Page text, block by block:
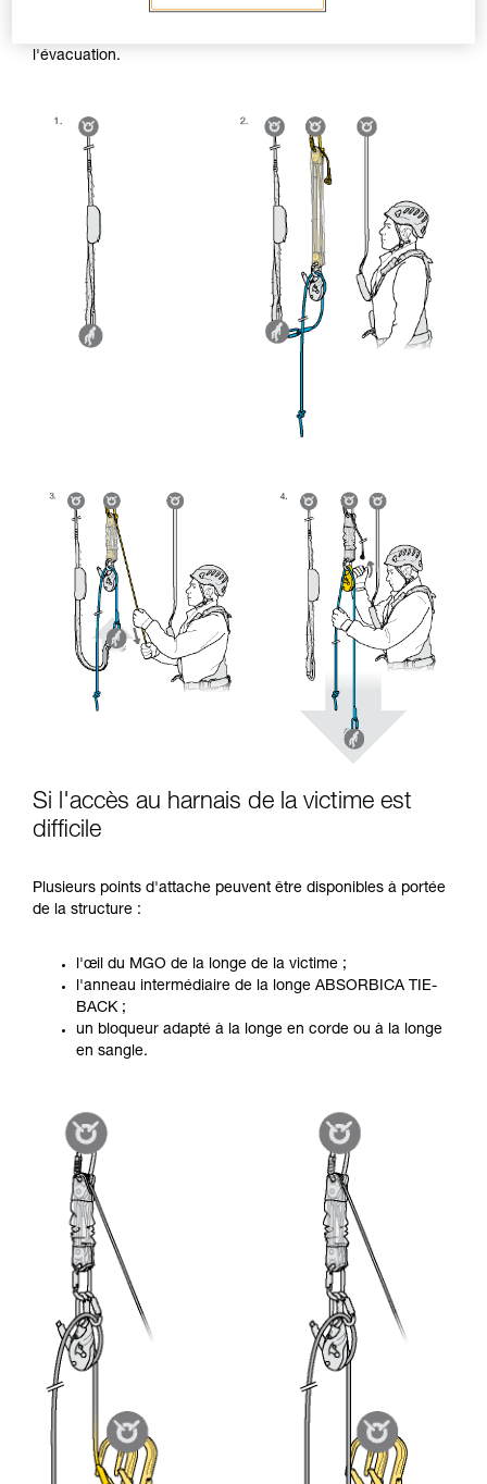
directe sur le harnais permet aussi de lever plus
l'évacuation.
Si l'accès au harnais de la victime est
difficile
Plusieurs points d'attache peuvent être disponibles à portée
de la structure :
l'œil du MGO de la longe de la victime ;
l'anneau intermédiaire de la longe ABSORBICA TIE-
BACK ;
un bloqueur adapté à la longe en corde ou à la longe
en sangle.